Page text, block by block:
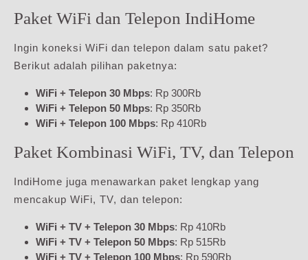
Paket WiFi dan Telepon IndiHome
Ingin koneksi WiFi dan telepon dalam satu paket?
Berikut adalah pilihan paketnya:
WiFi + Telepon 30 Mbps: Rp 300Rb
WiFi + Telepon 50 Mbps: Rp 350Rb
WiFi + Telepon 100 Mbps: Rp 410Rb
Paket Kombinasi WiFi, TV, dan Telepon
IndiHome juga menawarkan paket lengkap yang
mencakup WiFi, TV, dan telepon:
WiFi + TV + Telepon 30 Mbps: Rp 410Rb
WiFi + TV + Telepon 50 Mbps: Rp 515Rb
WiFi + TV + Telepon 100 Mbps: Rp 590Rb